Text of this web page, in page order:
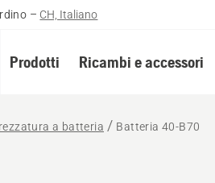
– CH, Italiano
Prodotti Ricambi e accessori
a batteria Batteria 40-B70